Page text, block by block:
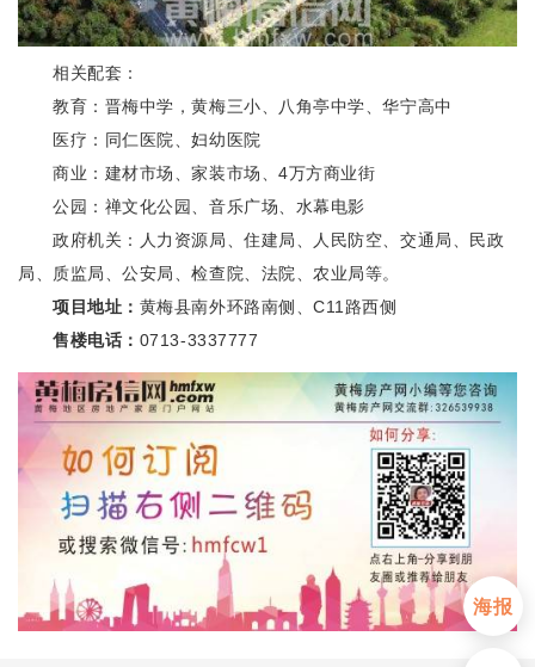
相关配套：
教育：晋梅中学，黄梅三小、八角亭中学、华宁高中
医疗：同仁医院、妇幼医院
商业：建材市场、家装市场、4万方商业街
公园：禅文化公园、音乐广场、水幕电影
政府机关：人力资源局、住建局、人民防空、交通局、民政
局、质监局、公安局、检查院、法院、农业局等。
项目地址： 黄梅县南外环路南侧、C11路西侧
售楼电话： 0713-3337777
海报
出售